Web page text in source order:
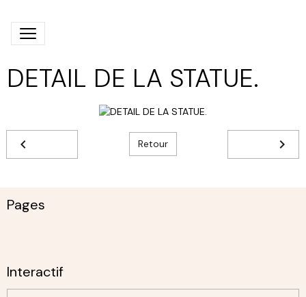
DETAIL DE LA STATUE.
Retour
Pages
Interactif